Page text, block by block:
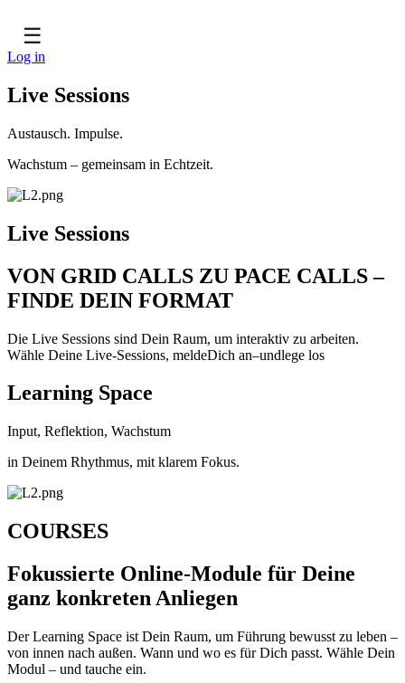
☰
Log in
Live Sessions
Austausch. Impulse.
Wachstum – gemeinsam in Echtzeit.
Live Sessions
VON GRID CALLS ZU PACE CALLS –
FINDE DEIN FORMAT
Die Live Sessions sind Dein Raum, um interaktiv zu arbeiten.
Wähle Deine Live-Sessions, meldeDich an–undlege los
Learning Space
Input, Reflektion, Wachstum
in Deinem Rhythmus, mit klarem Fokus.
COURSES
Fokussierte Online-Module für Deine
ganz konkreten Anliegen
Der Learning Space ist Dein Raum, um Führung bewusst zu leben –
von innen nach außen. Wann und wo es für Dich passt. Wähle Dein
Modul – und tauche ein.